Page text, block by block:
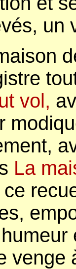
un
vol,
La
venge